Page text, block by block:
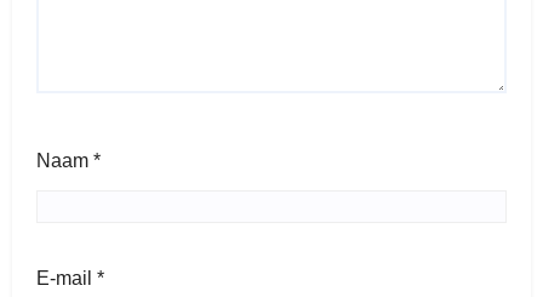
Naam *
E-mail *